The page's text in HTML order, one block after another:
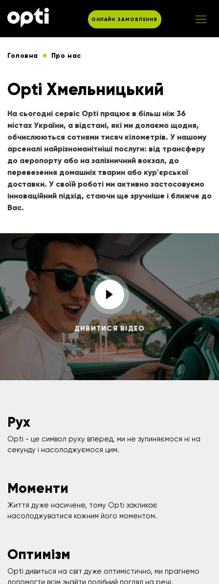
ОНЛАЙН ЗАМОВЛЕННЯ
Головна Про нас
Opti Хмельницький
На сьогодні сервіс Opti працює в більш ніж 36
містах України, а відстані, які ми долаємо щодня,
обчислюються сотнями тисяч кілометрів. У нашому
арсеналі найрізноманітніші послуги: від трансферу
до аеропорту або на залізничний вокзал, до
перевезення домашніх тварин або кур'єрської
доставки. У своїй роботі ми активно застосовуємо
інноваційний підхід, стаючи ще зручніше і ближче до
Вас.
ДИВИТИСЯ ВІДЕО
Рух
Opti - це символ руху вперед, ми не зупиняємося ні на
секунду і насолоджуємося цим.
Моменти
Життя дуже насичене, тому Opti закликає
насолоджуватися кожним його моментом.
Оптимізм
Opti дивиться на світ дуже оптимістично, ми прагнемо
допомогти всім знайти подібний погляд на речі.